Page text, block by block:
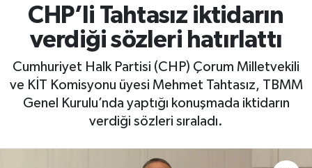
CHP’li Tahtasız iktidarın
verdiği sözleri hatırlattı
Cumhuriyet Halk Partisi (CHP) Çorum Milletvekili
ve KİT Komisyonu üyesi Mehmet Tahtasız, TBMM
Genel Kurulu’nda yaptığı konuşmada iktidarın
verdiği sözleri sıraladı.
Resmi İlanlar
Alaca
Bayat
Dodurga
Çorum Namaz Vakitleri
Trafik Durumu
Süper Lig Puan Durumu ve Fikstür
Tüm Manşetler
Son Dakika Haberleri